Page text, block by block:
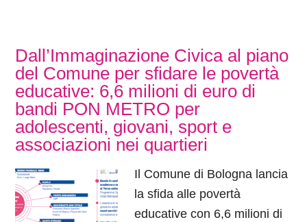
Dall’Immaginazione Civica al piano
del Comune per sfidare le povertà
educative: 6,6 milioni di euro di
bandi PON METRO per
adolescenti, giovani, sport e
associazioni nei quartieri
Il Comune di Bologna lancia
la sfida alle povertà
educative con 6,6 milioni di